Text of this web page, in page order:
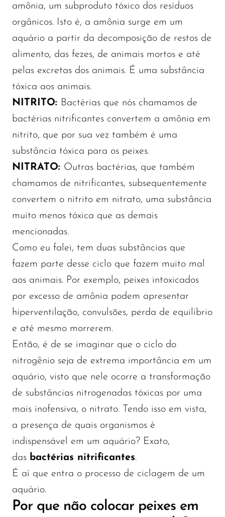
amônia, um subproduto tóxico dos resíduos
orgânicos. Isto é, a amônia surge em um
aquário a partir da decomposição de restos de
alimento, das fezes, de animais mortos e até
pelas excretas dos animais. É uma substância
tóxica aos animais.
NITRITO: Bactérias que nós chamamos de
bactérias nitrificantes convertem a amônia em
nitrito, que por sua vez também é uma
substância tóxica para os peixes.
NITRATO: Outras bactérias, que também
chamamos de nitrificantes, subsequentemente
convertem o nitrito em nitrato, uma substância
muito menos tóxica que as demais
mencionadas.
Como eu falei, tem duas substâncias que
fazem parte desse ciclo que fazem muito mal
aos animais. Por exemplo, peixes intoxicados
por excesso de amônia podem apresentar
hiperventilação, convulsões, perda de equilíbrio
e até mesmo morrerem.
Então, é de se imaginar que o ciclo do
nitrogênio seja de extrema importância em um
aquário, visto que nele ocorre a transformação
de substâncias nitrogenadas tóxicas por uma
mais inofensiva, o nitrato. Tendo isso em vista,
a presença de quais organismos é
indispensável em um aquário? Exato,
das bactérias nitrificantes.
É aí que entra o processo de ciclagem de um
aquário.
Por que não colocar peixes em